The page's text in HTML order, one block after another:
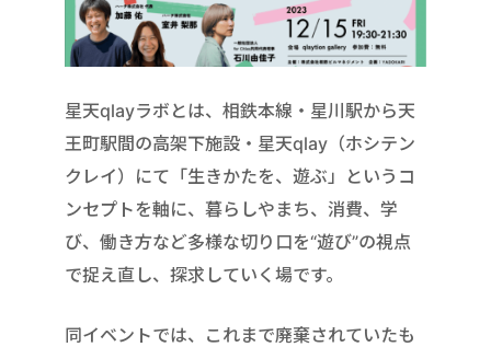
星天qlayラボとは、相鉄本線・星川駅から天
王町駅間の高架下施設・星天qlay（ホシテン
クレイ）にて「生きかたを、遊ぶ」というコ
ンセプトを軸に、暮らしやまち、消費、学
び、働き方など多様な切り口を“遊び”の視点
で捉え直し、探求していく場です。
同イベントでは、これまで廃棄されていたも